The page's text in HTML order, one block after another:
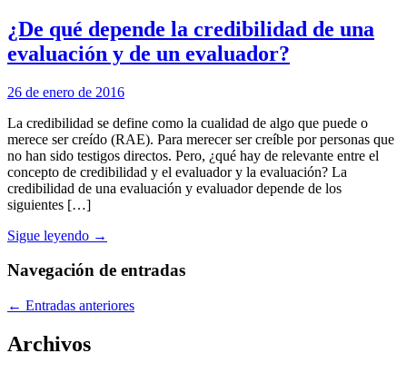
¿De qué depende la credibilidad de una
evaluación y de un evaluador?
26 de enero de 2016
La credibilidad se define como la cualidad de algo que puede o
merece ser creído (RAE). Para merecer ser creíble por personas que
no han sido testigos directos. Pero, ¿qué hay de relevante entre el
concepto de credibilidad y el evaluador y la evaluación? La
credibilidad de una evaluación y evaluador depende de los
siguientes […]
Sigue leyendo →
Navegación de entradas
← Entradas anteriores
Archivos